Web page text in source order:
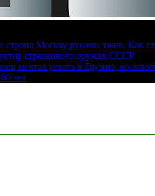
Москву руками зэков. Как
стрелкового оружия СССР
мечтал уехать в Грузию, но
лет